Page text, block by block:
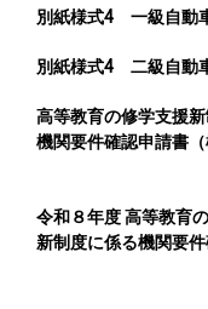
別紙様式4 一級自動
別紙様式4 二級自動
高等教育の修学支援
機関要件確認申請書（
令和８年度 高等教育
新制度に係る機関要件